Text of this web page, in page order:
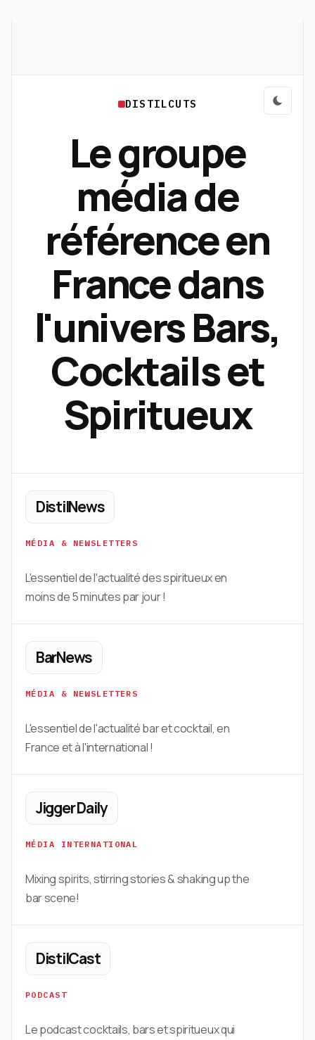
DISTILCUTS
Le groupe
média de
référence en
France dans
l'univers Bars,
Cocktails et
Spiritueux
DistilNews
MÉDIA & NEWSLETTERS
L'essentiel de l'actualité des spiritueux en
moins de 5 minutes par jour !
BarNews
MÉDIA & NEWSLETTERS
L'essentiel de l'actualité bar et cocktail, en
France et à l'international !
Jigger Daily
MÉDIA INTERNATIONAL
Mixing spirits, stirring stories & shaking up the
bar scene!
DistilCast
PODCAST
Le podcast cocktails, bars et spiritueux qui